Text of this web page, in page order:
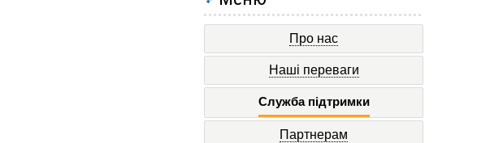
Про нас
Наші переваги
Служба підтримки
Партнерам